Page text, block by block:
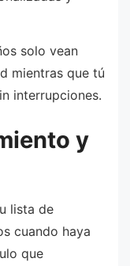
solo vean
mientras que tú
interrupciones.
y
lista de
cuando haya
que